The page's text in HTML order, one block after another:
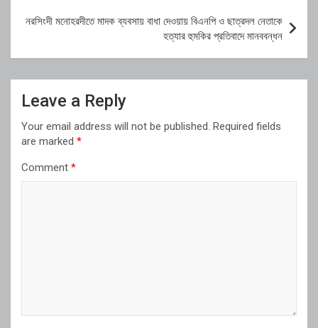
নরসিংদী মনোহরদীতে মাদক ব্যবসায় বাধা দেওয়ায় বিএনপি ও ছাত্রদল নেতাকে
হত্যার হুমকির প্রতিবাদে মানববন্ধন
Leave a Reply
Your email address will not be published. Required fields
are marked *
Comment *